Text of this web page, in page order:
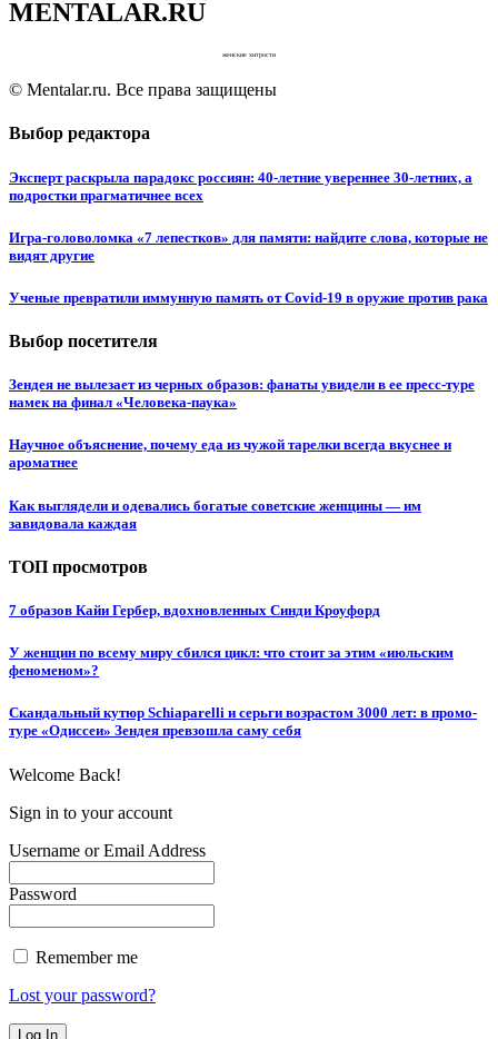
MENTALAR.RU
женские хитрости
© Mentalar.ru. Все права защищены
Выбор редактора
Эксперт раскрыла парадокс россиян: 40-летние увереннее 30-летних, а
подростки прагматичнее всех
Игра-головоломка «7 лепестков» для памяти: найдите слова, которые не
видят другие
Ученые превратили иммунную память от Covid-19 в оружие против рака
Выбор посетителя
Зендея не вылезает из черных образов: фанаты увидели в ее пресс-туре
намек на финал «Человека-паука»
Научное объяснение, почему еда из чужой тарелки всегда вкуснее и
ароматнее
Как выглядели и одевались богатые советские женщины — им
завидовала каждая
ТОП просмотров
7 образов Кайи Гербер, вдохновленных Синди Кроуфорд
У женщин по всему миру сбился цикл: что стоит за этим «июльским
феноменом»?
Скандальный кутюр Schiaparelli и серьги возрастом 3000 лет: в промо-
туре «Одиссеи» Зендея превзошла саму себя
Welcome Back!
Sign in to your account
Username or Email Address
Password
Remember me
Lost your password?